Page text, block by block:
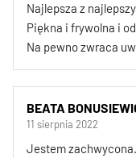
Najlepsza z
Piękna i frywolna i
Na pewno zwraca
BEATA
11 sierpnia 2022
Jestem